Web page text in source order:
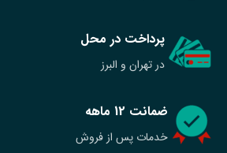
ضمانت 12 ماهه
خدمات پس از فروش
پرداخت در محل
در تهران و البرز